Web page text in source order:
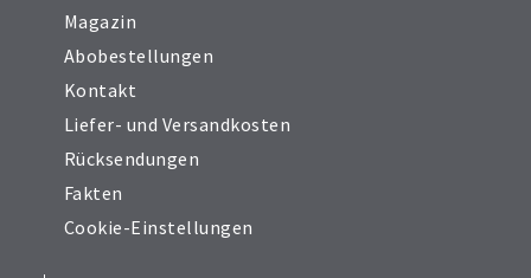
Magazin
Abobestellungen
Kontakt
Liefer- und Versandkosten
Rücksendungen
Fakten
Cookie-Einstellungen